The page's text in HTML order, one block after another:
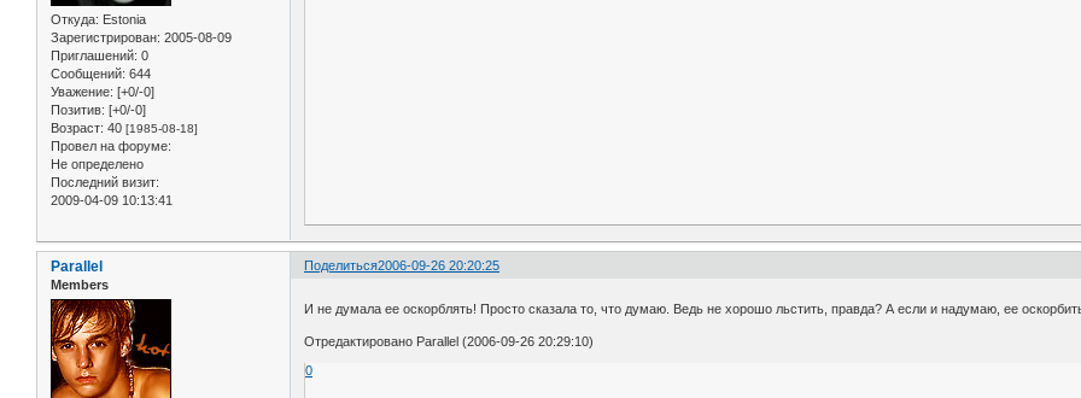
Откуда: Estonia
Зарегистрирован: 2005-08-09
Приглашений: 0
Сообщений: 644
Уважение: [+0/-0]
Позитив: [+0/-0]
Возраст: 40 [1985-08-18]
Провел на форуме:
Не определено
Последний визит:
2009-04-09 10:13:41
Поделиться2006-09-26 20:20:25
Parallel
Members
И не думала ее оскорблять! Просто сказала то, что думаю. Ведь не хорошо льстить, правда? А если и надумаю, ее
Отредактировано Parallel (2006-09-26 20:29:10)
0